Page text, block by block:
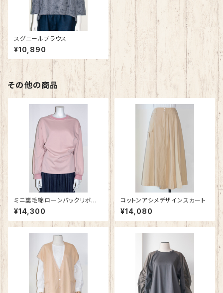
スグニールブラウス
¥10,890
その他の商品
ミニ裏毛綿ローンバックリボン
プルオーバー
¥14,300
コットンアシメデザインスカート
¥14,080